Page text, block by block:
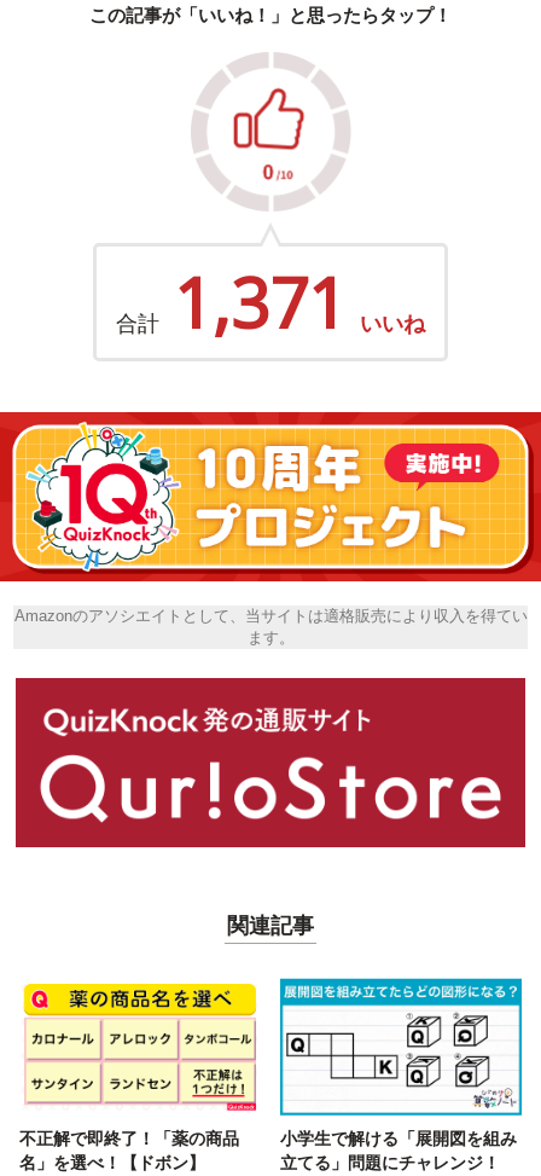
この記事が「いいね！」と思ったらタップ！
合計 1,371 いいね
Amazonのアソシエイトとして、当サイトは適格販売により収入を得てい
ます。
関連記事
不正解で即終了！「薬の商品
名」を選べ！【ドボン】
小学生で解ける「展開図を組み
立てる」問題にチャレンジ！